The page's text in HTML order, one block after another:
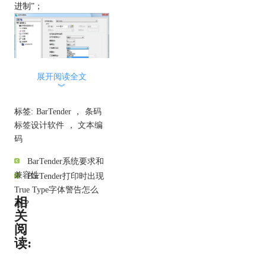
进制”；
码”选项选择为“简体中
文”；
这样，你就会发现，二维
码中的汉字终于正常显示
了。
展开阅读全文
︾
标签: BarTender ，
条码
标签设计软件
，
文本编
码
BarTender系统要求和
兼容性BarTender打印时出现
True Type字体警告怎么
办？
相
关
阅
读: